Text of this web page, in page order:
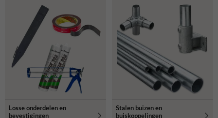
Losse onderdelen en
bevestigingen
Stalen buizen en
buiskoppelingen